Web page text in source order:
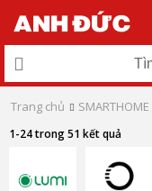
Trang chủ SMARTHOME
1-24 trong 51 kết quả